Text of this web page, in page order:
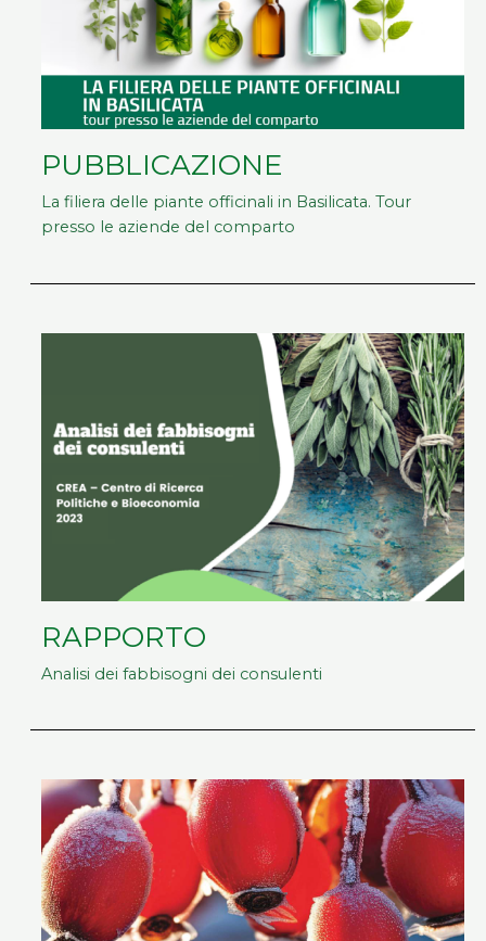
PUBBLICAZIONE
La filiera delle piante officinali in Basilicata. Tour
presso le aziende del comparto
RAPPORTO
Analisi dei fabbisogni dei consulenti